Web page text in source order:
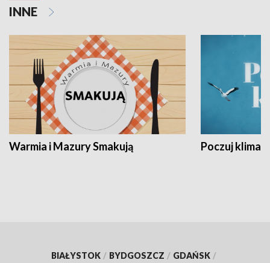
INNE
Warmia i Mazury Smakują Poczuj klimat
BIAŁYSTOK / BYDGOSZCZ / GDAŃSK /